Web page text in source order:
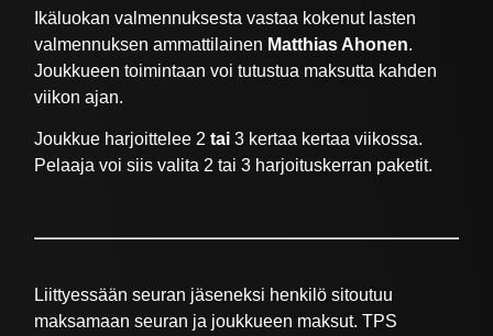
Ikäluokan valmennuksesta vastaa kokenut lasten
valmennuksen ammattilainen Matthias Ahonen.
Joukkueen toimintaan voi tutustua maksutta kahden
viikon ajan.
Joukkue harjoittelee 2 tai3 kertaa kertaa viikossa.
Pelaaja voi siis valita 2 tai 3 harjoituskerran paketit.
Liittyessään seuran jäseneksi henkilö sitoutuu
maksamaan seuran ja joukkueen maksut. TPS